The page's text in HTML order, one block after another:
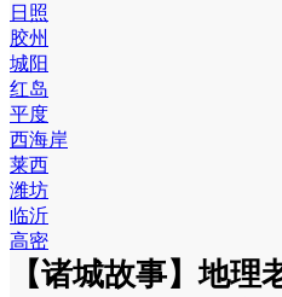
日照
胶州
城阳
红岛
平度
西海岸
莱西
潍坊
临沂
高密
【诸城故事】地